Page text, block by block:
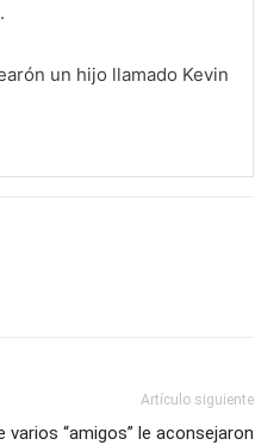
un hijo llamado Kevin
Artículo siguiente
varios “amigos” le aconsejaron